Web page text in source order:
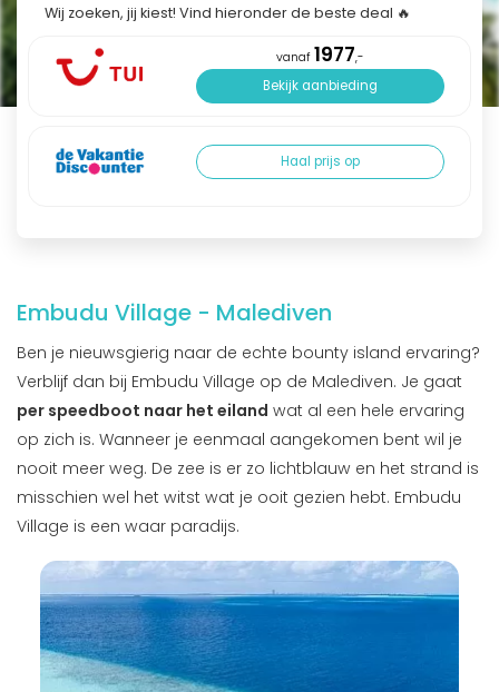
Wij zoeken, jij kiest! Vind hieronder de beste deal 🔥
vanaf 1977,-
Bekijk aanbieding
Haal prijs op
Embudu Village - Malediven
Ben je nieuwsgierig naar de echte bounty island ervaring?
Verblijf dan bij Embudu Village op de Malediven. Je gaat
per speedboot naar het eiland wat al een hele ervaring
op zich is. Wanneer je eenmaal aangekomen bent wil je
nooit meer weg. De zee is er zo lichtblauw en het strand is
misschien wel het witst wat je ooit gezien hebt. Embudu
Village is een waar paradijs.